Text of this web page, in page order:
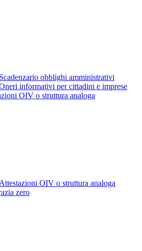
Scadenzario obblighi amministrativi
informativi per cittadini e imprese
OIV o struttura analoga
Attestazioni OIV o struttura analoga
zero